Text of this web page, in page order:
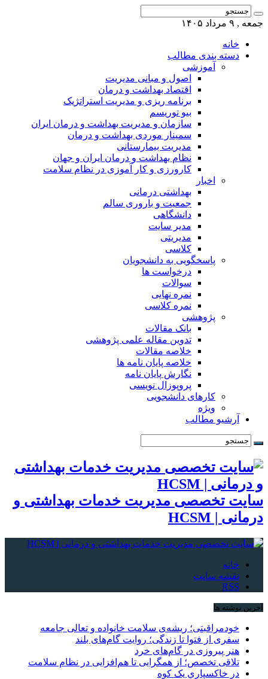
جمعه , ۹ مرداد ۱۴۰۵
خانه
دسته بندی مطالب
آموزشی
اصول و مبانی مدیریت
اقتصاد بهداشت و درمان
برنامه ریزی و مدیریت استراتژیک
بیو توریسم
سازمان و مدیریت بهداشت و درمان ایران
سمینار موردی بهداشت و درمان
مدیریت بیمارستانی
نظام بهداشت و درمان ایران و جهان
کارورزی و کار آموزی در نظام سلامت
اخبار
بهداشتی درمانی
جمعیت و باروری سالم
دانشگاهی
مدیر سایت
مدیریتی
کلاسی
پاسخگویی به دانشجویان
درخواست ها
سوالات
نمره نهایی
نمره کلاسی
پژوهشی
بانک مقالات
تدوین مقاله علمی پژوهشی
خلاصه مقالات
خلاصه پایان نامه ها
نگارش پایان نامه
پروپوزال نویسی
کارهای دانشجویی
ویژه
آرشیو مطالب
سایت تخصصی مدیریت خدمات بهداشتی و
درمانی | HCSM
خانه
نقشه سایت
RSS
آخرین نوشته ها
خودمراقبتی؛ ریشه‌ی سلامت خانواده و تعالی جامعه
سفری از فتوا تا زندگی؛ روایت گام‌های بلند
هنر پیروزی در گام‌های خرد
تلاقی تخصص؛ از همگرایی تا هم‌افزایی در نظام سلامت
در خاکسپاریِ یک کوه